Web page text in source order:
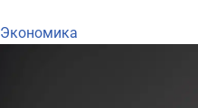
Экономика